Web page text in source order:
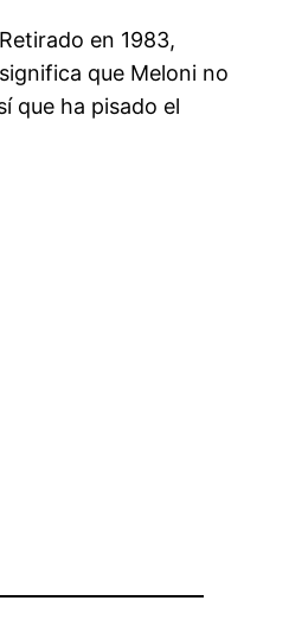
en 1983,
que Meloni no
que ha pisado el